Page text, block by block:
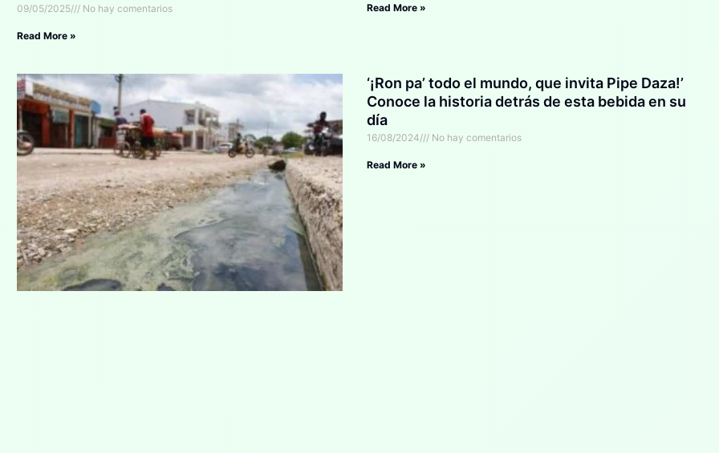
09/05/2025 No hay comentarios
Read More »
Read More »
‘¡Ron pa’ todo el mundo, que invita Pipe Daza!’
Conoce la historia detrás de esta bebida en su
día
16/08/2024 No hay comentarios
Read More »